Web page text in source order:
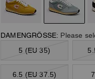
DAMENGRÖSSE: Please
5 (EU 35)
6.5 (EU 37.5)